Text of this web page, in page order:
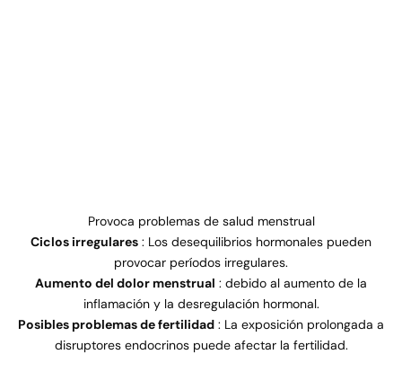
Provoca problemas de salud menstrual
Ciclos irregulares : Los desequilibrios hormonales pueden
provocar períodos irregulares.
Aumento del dolor menstrual : debido al aumento de la
inflamación y la desregulación hormonal.
Posibles problemas de fertilidad : La exposición prolongada a
disruptores endocrinos puede afectar la fertilidad.